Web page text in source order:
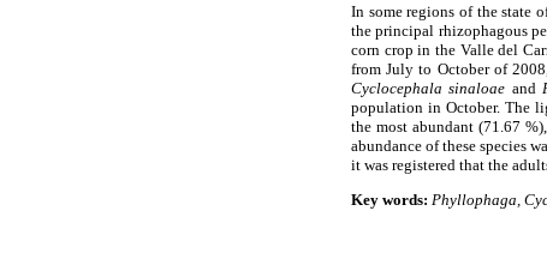
In some regions of the state
the principal rhizophagous
corn crop in the Valle del
from July to October of
Cyclocephala sinaloae and
population in October. The
the most abundant (71.67
abundance of these species
it was registered that the
Key words: Phyllophaga,